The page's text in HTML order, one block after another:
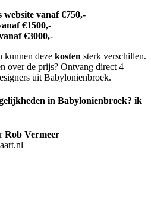
website vanaf €750,-
€1500,-
€3000,-
kunnen deze kosten sterk verschillen.
over de prijs? Ontvang direct 4
uit Babylonienbroek.
in Babylonienbroek? ik
Rob Vermeer